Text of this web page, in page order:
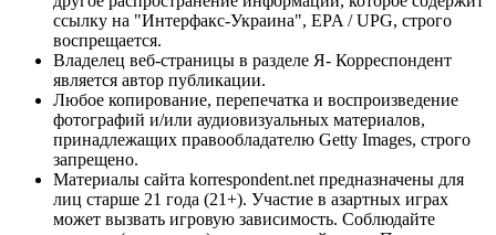
ссылку на "Интерфакс-Украина", EPA / UPG, строго
воспрещается.
Владелец веб-страницы в разделе Я- Корреспондент
является автор публикации.
Любое копирование, перепечатка и воспроизведение
фотографий и/или аудиовизуальных материалов,
принадлежащих правообладателю Getty Images, строго
запрещено.
Материалы сайта korrespondent.net предназначены для
лиц старше 21 года (21+). Участие в азартных играх
может вызвать игровую зависимость. Соблюдайте